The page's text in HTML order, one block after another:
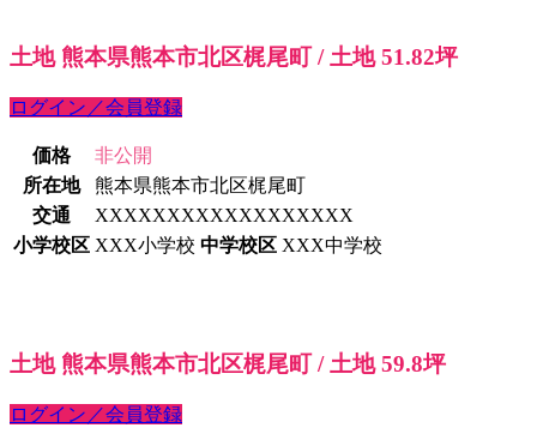
土地 熊本県熊本市北区梶尾町 / 土地 51.82坪
ログイン／会員登録
価格
非公開
所在地
熊本県熊本市北区梶尾町
交通
XXXXXXXXXXXXXXXXXX
小学校区 XXX小学校 中学校区 XXX中学校
土地 熊本県熊本市北区梶尾町 / 土地 59.8坪
ログイン／会員登録